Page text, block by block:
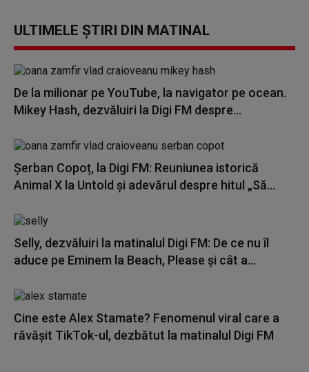
ULTIMELE ȘTIRI DIN MATINAL
De la milionar pe YouTube, la navigator pe ocean.
Mikey Hash, dezvăluiri la Digi FM despre...
Șerban Copoț, la Digi FM: Reuniunea istorică
Animal X la Untold și adevărul despre hitul „Să...
Selly, dezvăluiri la matinalul Digi FM: De ce nu îl
aduce pe Eminem la Beach, Please și cât a...
Cine este Alex Stamate? Fenomenul viral care a
răvășit TikTok-ul, dezbătut la matinalul Digi FM